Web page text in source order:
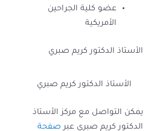
عضو كلية الجراحين
الأمريكية
الأستاذ الدكتور كريم صبري
الأستاذ الدكتور كريم صبري
يمكن التواصل مع مركز الأستاذ
الدكتور كريم صبري عبر صفحة